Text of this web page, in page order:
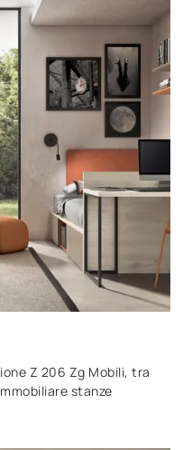
Z 206 Zg Mobili, tra
stanze